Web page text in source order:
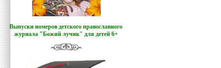
Выпуски номеров детского православного
журнала "Божий лучик" для детей 6+